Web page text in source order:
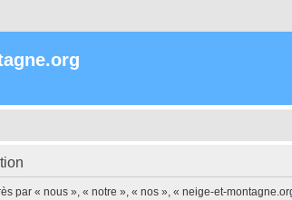
par « nous », « notre », « nos », « neige-et-